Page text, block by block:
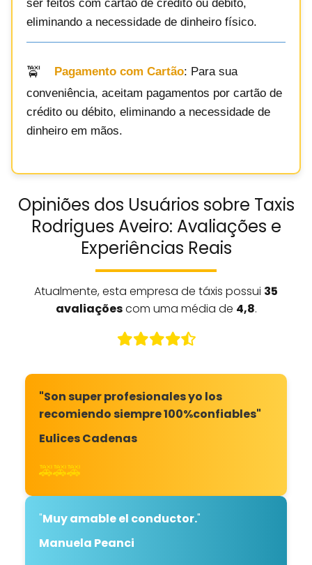
ser feitos com cartão de crédito ou débito,
eliminando a necessidade de dinheiro físico.
Pagamento com Cartão: Para sua
conveniência, aceitam pagamentos por cartão de
crédito ou débito, eliminando a necessidade de
dinheiro em mãos.
Opiniões dos Usuários sobre Taxis
Rodrigues Aveiro: Avaliações e
Experiências Reais
Atualmente, esta empresa de táxis possui 35
avaliaçõescom uma média de 4,8.
"Son super profesionales yo los
recomiendo siempre 100%confiables"
Eulices Cadenas
🚕🚕🚕
"Muy amable el conductor."
Manuela Peanci